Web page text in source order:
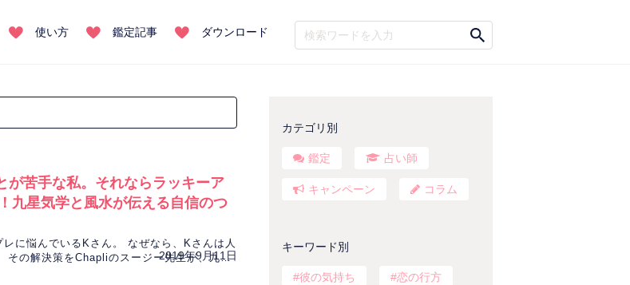
使い方 鑑定記事 ダウンロード
が苦手な私。それならラッキーア
九星気学と風水が伝える自信のつ
に悩んでいるKさん。 なぜなら、Kさんは人
その解決策をChapliのスージー先生が、九星
2019年9月11日
カテゴリ別
鑑定 占い師
キャンペーン コラム
キーワード別
彼の気持ち 恋の行方